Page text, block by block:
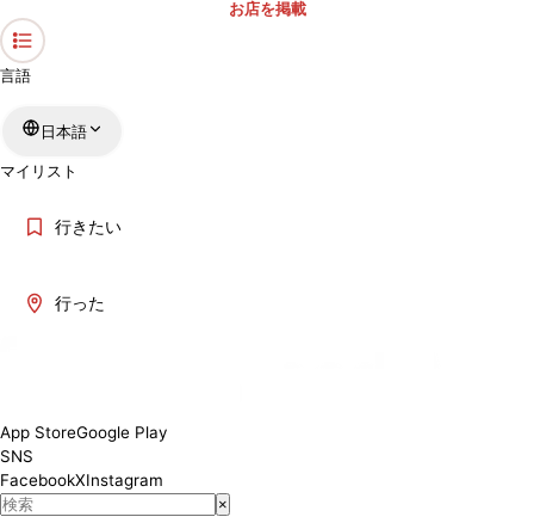
お店を掲載
言語
日本語
マイリスト
行きたい
行った
App StoreGoogle Play
SNS
FacebookXInstagram
×